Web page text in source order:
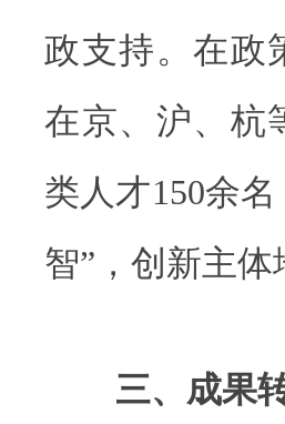
政支持。在政
在京、沪、杭
类人才150余
智”，创新主
三、成果